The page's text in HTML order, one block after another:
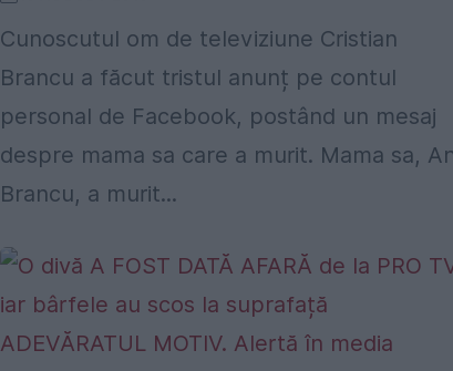
Cunoscutul om de televiziune Cristian
Brancu a făcut tristul anunț pe contul
personal de Facebook, postând un mesaj
despre mama sa care a murit. Mama sa,
Brancu, a murit...